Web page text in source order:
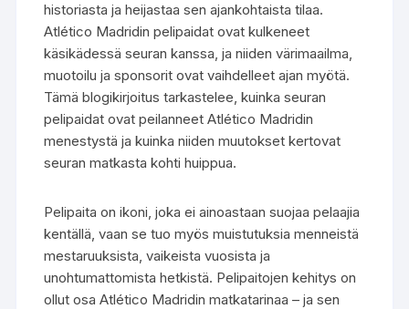
historiasta ja heijastaa sen ajankohtaista tilaa.
Atlético Madridin pelipaidat ovat kulkeneet
käsikädessä seuran kanssa, ja niiden värimaailma,
muotoilu ja sponsorit ovat vaihdelleet ajan myötä.
Tämä blogikirjoitus tarkastelee, kuinka seuran
pelipaidat ovat peilanneet Atlético Madridin
menestystä ja kuinka niiden muutokset kertovat
seuran matkasta kohti huippua.
Pelipaita on ikoni, joka ei ainoastaan suojaa pelaajia
kentällä, vaan se tuo myös muistutuksia menneistä
mestaruuksista, vaikeista vuosista ja
unohtumattomista hetkistä. Pelipaitojen kehitys on
ollut osa Atlético Madridin matkatarinaa – ja sen